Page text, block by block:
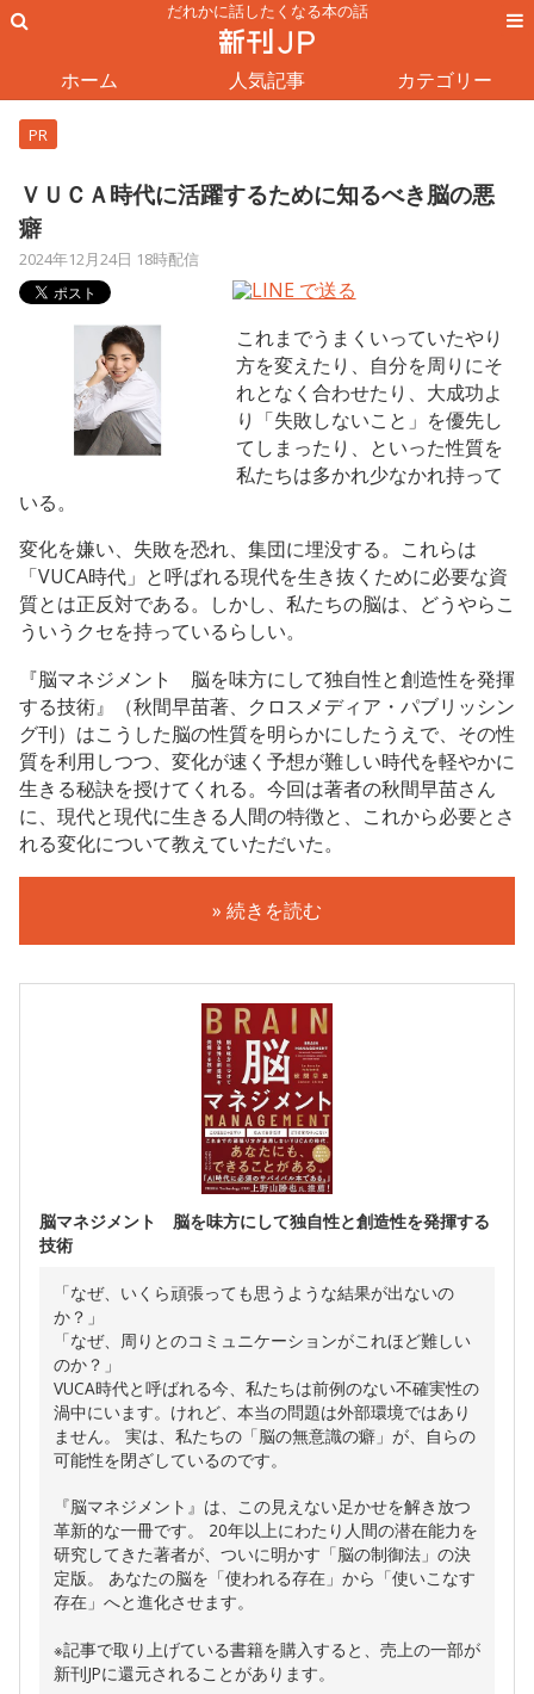
だれかに話したくなる本の話
ホーム 人気記事 カテゴリー
PR
ＶＵＣＡ時代に活躍するために知るべき脳の悪
癖
2024年12月24日 18時配信
これまでうまくいっていたやり
方を変えたり、自分を周りにそ
れとなく合わせたり、大成功よ
り「失敗しないこと」を優先し
てしまったり、といった性質を
私たちは多かれ少なかれ持って
いる。
変化を嫌い、失敗を恐れ、集団に埋没する。これらは
「VUCA時代」と呼ばれる現代を生き抜くために必要な資
質とは正反対である。しかし、私たちの脳は、どうやらこ
ういうクセを持っているらしい。
『脳マネジメント 脳を味方にして独自性と創造性を発揮
する技術』（秋間早苗著、クロスメディア・パブリッシン
グ刊）はこうした脳の性質を明らかにしたうえで、その性
質を利用しつつ、変化が速く予想が難しい時代を軽やかに
生きる秘訣を授けてくれる。今回は著者の秋間早苗さん
に、現代と現代に生きる人間の特徴と、これから必要とさ
れる変化について教えていただいた。
» 続きを読む
脳マネジメント 脳を味方にして独自性と創造性を発揮する
技術
「なぜ、いくら頑張っても思うような結果が出ないの
か？」
「なぜ、周りとのコミュニケーションがこれほど難しい
のか？」
VUCA時代と呼ばれる今、私たちは前例のない不確実性の
渦中にいます。けれど、本当の問題は外部環境ではあり
ません。 実は、私たちの「脳の無意識の癖」が、自らの
可能性を閉ざしているのです。
『脳マネジメント』は、この見えない足かせを解き放つ
革新的な一冊です。 20年以上にわたり人間の潜在能力を
研究してきた著者が、ついに明かす「脳の制御法」の決
定版。 あなたの脳を「使われる存在」から「使いこなす
存在」へと進化させます。
※記事で取り上げている書籍を購入すると、売上の一部が
新刊JPに還元されることがあります。